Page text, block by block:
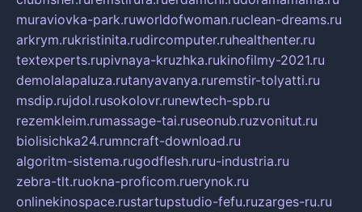
muraviovka-park.ruworldofwoman.ruclean-dreams.ru
arkrym.rukristinita.rudircomputer.ruhealthenter.ru
textexperts.rupivnaya-kruzhka.rukinofilmy-2021.ru
demolalapaluza.rutanyavanya.ruremstir-tolyatti.ru
msdip.rujdol.rusokolovr.runewtech-spb.ru
rezemkleim.rumassage-tai.ruseonub.ruzvonitut.ru
biolisichka24.rumncraft-download.ru
algoritm-sistema.rugodflesh.ruru-industria.ru
zebra-tlt.ruokna-proficom.ruerynok.ru
onlinekinospace.rustartupstudio-fefu.ruzarges-ru.ru